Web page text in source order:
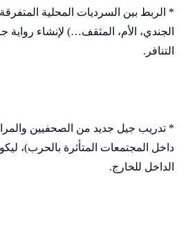
* الربط بين السرديات المحلية
الجندي، الأم، المثقف…) لإنشاء رواية
التنافر.
* تدريب جيل جديد من الصحفيين
داخل المجتمعات المتأثرة بالحرب)،
الداخل للخارج.